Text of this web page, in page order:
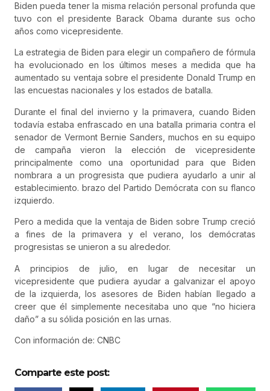
Biden pueda tener la misma relación personal profunda que
tuvo con el presidente Barack Obama durante sus ocho
años como vicepresidente.
La estrategia de Biden para elegir un compañero de fórmula
ha evolucionado en los últimos meses a medida que ha
aumentado su ventaja sobre el presidente Donald Trump en
las encuestas nacionales y los estados de batalla.
Durante el final del invierno y la primavera, cuando Biden
todavía estaba enfrascado en una batalla primaria contra el
senador de Vermont Bernie Sanders, muchos en su equipo
de campaña vieron la elección de vicepresidente
principalmente como una oportunidad para que Biden
nombrara a un progresista que pudiera ayudarlo a unir al
establecimiento. brazo del Partido Demócrata con su flanco
izquierdo.
Pero a medida que la ventaja de Biden sobre Trump creció
a fines de la primavera y el verano, los demócratas
progresistas se unieron a su alrededor.
A principios de julio, en lugar de necesitar un
vicepresidente que pudiera ayudar a galvanizar el apoyo
de la izquierda, los asesores de Biden habían llegado a
creer que él simplemente necesitaba uno que “no hiciera
daño” a su sólida posición en las urnas.
Con información de: CNBC
Comparte este post: